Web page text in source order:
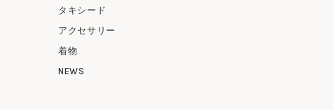
タキシード
アクセサリー
着物
NEWS